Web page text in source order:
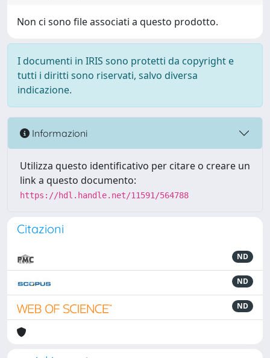
Non ci sono file associati a questo prodotto.
I documenti in IRIS sono protetti da copyright e
tutti i diritti sono riservati, salvo diversa
indicazione.
Informazioni
Utilizza questo identificativo per citare o creare un
link a questo documento:
https://hdl.handle.net/11591/564788
Citazioni
ND
ND
ND